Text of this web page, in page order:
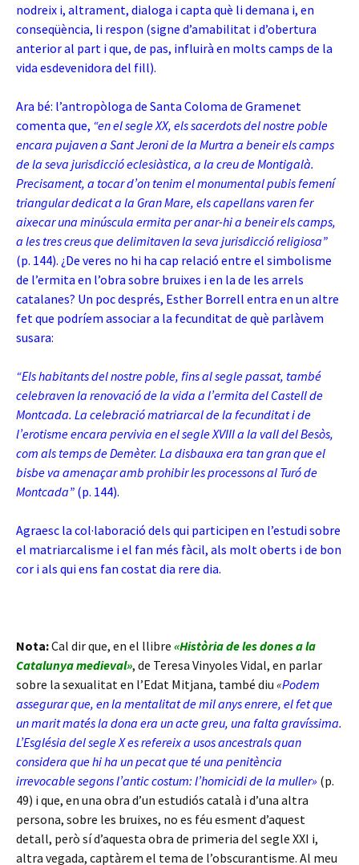
nodreix i, altrament, dialoga i capta què li demana i, en
conseqüència, li respon (signe d’amabilitat i d’obertura
anterior al part i que, de pas, influirà en molts camps de la
vida esdevenidora del fill).
Ara bé: l’antropòloga de Santa Coloma de Gramenet
comenta que, “en el segle XX, els sacerdots del nostre poble
encara pujaven a Sant Jeroni de la Murtra a beneir els camps
de la seva jurisdicció eclesiàstica, a la creu de Montigalà.
Precisament, a tocar d’on tenim el monumental pubis femení
triangular dedicat a la Gran Mare, els capellans varen fer
aixecar una minúscula ermita per anar-hi a beneir els camps,
a les tres creus que delimitaven la seva jurisdicció religiosa”
(p. 144). ¿De veres no hi ha cap relació entre el simbolisme
de l’ermita en l’obra sobre bruixes i en la de les arrels
catalanes? Un poc després, Esther Borrell entra en un altre
fet que podríem associar a la fecunditat de què parlàvem
susara:
“Els habitants del nostre poble, fins al segle passat, també
celebraven la renovació de la vida a l’ermita del Castell de
Montcada. La celebració matriarcal de la fecunditat i de
l’erotisme encara pervivia en el segle XVIII a la vall del Besòs,
com als temps de Demèter. La disbauxa era tan gran que el
bisbe va amenaçar amb prohibir les processons al Turó de
Montcada” (p. 144).
Agraesc la col·laboració dels qui participen en l’estudi sobre
el matriarcalisme i el fan més fàcil, als molt oberts i de bon
cor i als qui ens fan costat dia rere dia.
Nota:Cal dir que, en el llibre «Història de les dones a la
Catalunyamedieval», de Teresa Vinyoles Vidal, en parlar
sobre la sexualitat en l’Edat Mitjana, també diu «Podem
assegurar que, en la mentalitat de mil anys enrere, el fet que
un marit matés la dona era un acte greu, una falta gravíssima.
L’Església del segle X es refereix a usos ancestrals quan
considera que hi ha un pecat que té una penitència
irrevocable segons l’antic costum: l’homicidi de la muller» (p.
49) i que, en una obra d’un estudiós català i d’una altra
persona, sobre les bruixes, no es féu esment d’aquest
detall, però sí d’aquesta obra de primeria del segle XXI i,
altra vegada, captàrem el tema de l’obscurantisme. Al meu